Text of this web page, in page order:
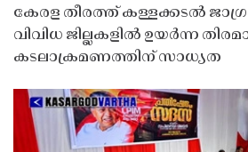
കേരള തീരത്ത് കള്ളക്കടൽ
വിവിധ ജില്ലകളിൽ ഉയർന്ന
കടലാക്രമണത്തിന് സാധ്യത